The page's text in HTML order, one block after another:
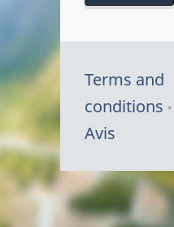
Terms and
conditions
Avis